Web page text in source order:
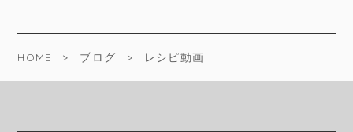
HOME ブログ レシピ動画